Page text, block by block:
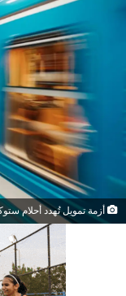
أزمة تمويل تُهدد أحلام